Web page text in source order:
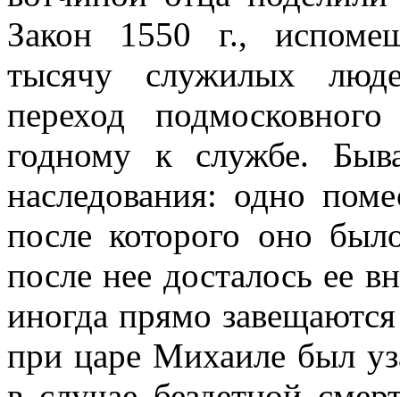
Закон 1550 г.,
тысячу служилых
переход
годному к службе.
наследования: одно
после которого оно
после нее досталось ее
иногда прямо
при царе Михаиле был